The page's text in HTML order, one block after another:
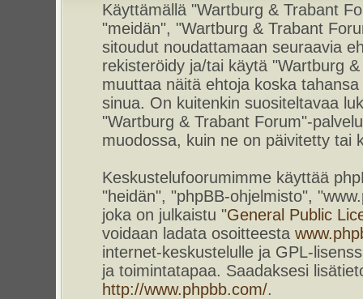
Käyttämällä "Wartburg & Trabant
"meidän", "Wartburg & Trabant
sitoudut noudattamaan seuraavia
rekisteröidy ja/tai käytä "Wartburg
muuttaa näitä ehtoja koska
sinua. On kuitenkin suositeltavaa
"Wartburg & Trabant Forum"-
muodossa, kuin ne on päivitetty tai
Keskustelufoorumimme käyttää
"heidän", "phpBB-ohjelmisto",
joka on julkaistu "General Public
voidaan ladata osoitteesta
internet-keskustelulle ja GPL-
ja toimintatapaa. Saadaksesi
http://www.phpbb.com/.